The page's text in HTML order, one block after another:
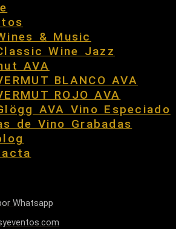
& Music
Wine Jazz
AVA
BLANCO AVA
ROJO AVA
AVA Vino Especiado
de Vino Grabadas
Whatsapp